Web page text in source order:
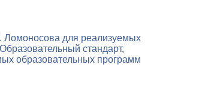
Ломоносова для реализуемых
Образовательный стандарт,
образовательных программ